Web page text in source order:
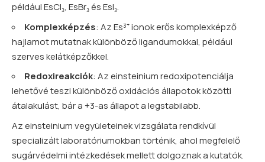
például EsCl₃, EsBr₃ és EsI₃.
Komplexképzés: Az Es³⁺ ionok erős komplexképző
hajlamot mutatnak különböző ligandumokkal, például
szerves kelátképzőkkel.
Redoxireakciók: Az einsteinium redoxipotenciálja
lehetővé teszi különböző oxidációs állapotok közötti
átalakulást, bár a +3-as állapot a legstabilabb.
Az einsteinium vegyületeinek vizsgálata rendkívül
specializált laboratóriumokban történik, ahol megfelelő
sugárvédelmi intézkedések mellett dolgoznak a kutatók.